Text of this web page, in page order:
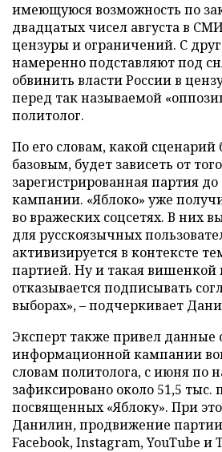
имеющуюся возможность по
двадцатых чисел августа в
цензуры и ограничений. С
намеренно подставляют под
обвинить власти России в
перед так называемой
политолог.
По его словам, какой сценарий
базовым, будет зависеть от
зарегистрированная партия
кампании. «Яблоко» уже
во вражеских соцсетях. В них
для русскоязычных
активизируется в контексте
партией. Ну и такая вишенкой
отказывается подписывать
выборах», – подчеркивает
Эксперт также привел данные
информационной кампании
словам политолога, с июня по
зафиксировано около 51,5 тыс.
посвященных «Яблоку». При
Данилин, продвижение партии
Facebook, Instagram, YouTube и